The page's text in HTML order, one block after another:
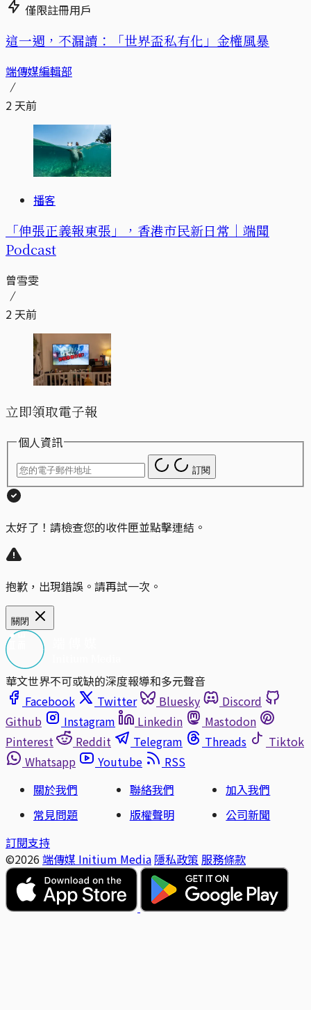
僅限註冊用戶
這一週，不漏讀：「世界盃私有化」金權風暴
端傳媒編輯部
2 天前
播客
「伸張正義報東張」，香港市民新日常｜端聞
Podcast
曾雪雯
2 天前
立即領取電子報
個人資訊
訂閱
太好了！請檢查您的收件匣並點擊連結。
抱歉，出現錯誤。請再試一次。
關閉
華文世界不可或缺的深度報導和多元聲音
Facebook
Twitter Bluesky
Discord
Github
Instagram Linkedin
Mastodon
Pinterest
Reddit Telegram Threads
Tiktok
Whatsapp
Youtube
RSS
關於我們
聯絡我們
加入我們
常見問題
版權聲明
公司新聞
訂閱支持
©2026 端傳媒 Initium Media 隱私政策 服務條款